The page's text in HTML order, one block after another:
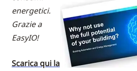
energetici.
Grazie a
EasyIO!
Scarica qui la